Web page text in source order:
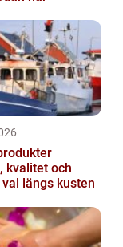
kvalitet och
längs kusten